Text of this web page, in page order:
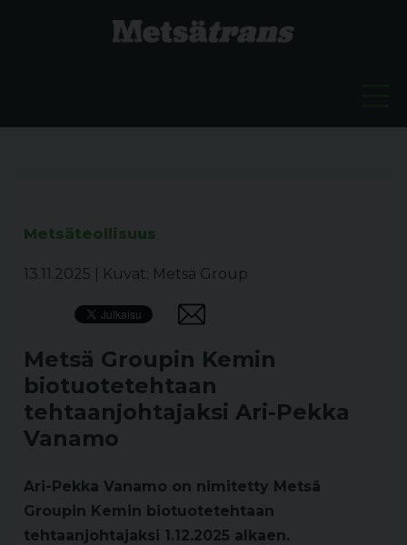
Metsäteollisuus
13.11.2025 Kuvat: Metsä Group
Metsä Groupin Kemin
biotuotetehtaan
tehtaanjohtajaksi Ari-Pekka
Vanamo
Ari-Pekka Vanamo on nimitetty Metsä
Groupin Kemin biotuotetehtaan
tehtaanjohtajaksi 1.12.2025 alkaen.